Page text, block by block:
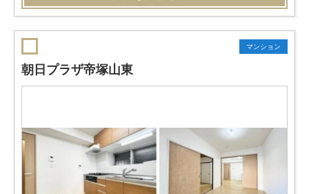
マンション
朝日プラザ帝塚山東